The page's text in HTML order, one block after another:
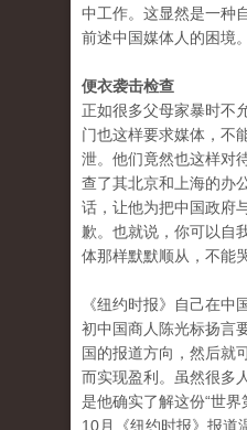
中工作。这显然是一种
前述中国媒体人的困境。
便衣袭击检查
正如很多父母家暴时不
门也这样要求媒体，不
泄。他们竟然也这样对
查了其北京和上海的办
话，让他为把中国政府
歉。也就说，你可以自
体那样默默顺从，不能
《纽约时报》自己在中
初中国商人陈光标扬言
国的报道方向，然后就
而实现盈利。虽然很多
是他确实了解这份“世
10月《纽约时报》报道